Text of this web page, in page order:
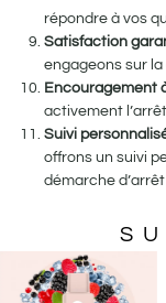
répondre à vos
Satisfaction
engageons sur
Encouragement
activement
Suivi
offrons un suivi
démarche